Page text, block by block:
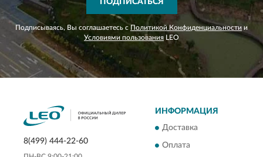
ПОДПИСАТЬСЯ
Подписываясь, Вы соглашаетесь сПолитикой Конфиденциальности и
Условиями пользования LEO
8(499) 444-22-60
ИНФОРМАЦИЯ
Доставка
Оплата